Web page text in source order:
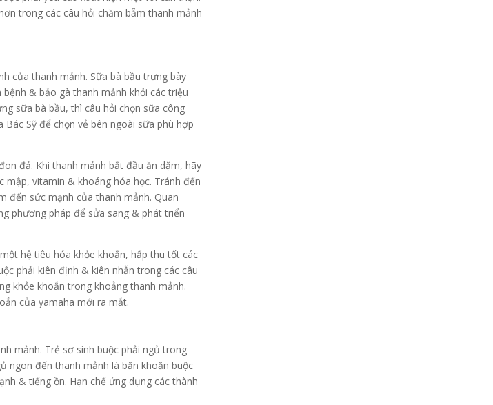
trong các câu hỏi chăm bẵm thanh mảnh
của thanh mảnh. Sữa bà bầu trưng bày
& bảo gà thanh mảnh khỏi các triệu
sữa bà bầu, thì câu hỏi chọn sữa công
Sỹ để chọn vẻ bên ngoài sữa phù hợp
đả. Khi thanh mảnh bắt đầu ăn dặm, hãy
vitamin & khoáng hóa học. Tránh đến
đến sức mạnh của thanh mảnh. Quan
phương pháp để sửa sang & phát triển
hệ tiêu hóa khỏe khoắn, hấp thu tốt các
phải kiên định & kiên nhẫn trong các câu
khỏe khoắn trong khoảng thanh mảnh.
của yamaha mới ra mắt.
mảnh. Trẻ sơ sinh buộc phải ngủ trong
ngon đến thanh mảnh là băn khoăn buộc
& tiếng ồn. Hạn chế ứng dụng các thành